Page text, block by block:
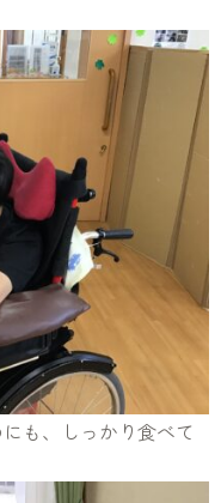
も、しっかり食べて